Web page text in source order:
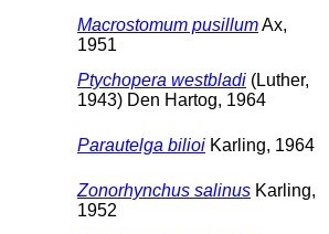
Macrostomum pusillumAx,
1951
Ptychopera westbladi (Luther,
1943) Den Hartog, 1964
Parautelga bilioi Karling, 1964
Zonorhynchus salinus Karling,
1952